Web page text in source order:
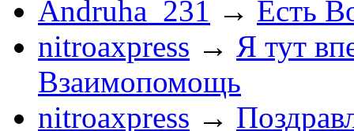
Andruha_231 → Есть
nitroaxpress → Я тут
Взаимопомощь
nitroaxpress →